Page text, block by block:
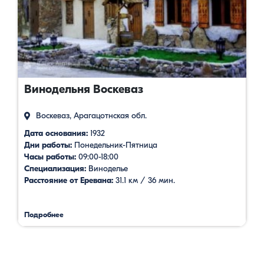
Винодельня Воскеваз
Воскеваз, Арагацотнская обл.
Дата основания: 1932
Дни работы: Понедельник-Пятница
Часы работы: 09:00-18:00
Специализация: Виноделье
Расстояние от Еревана: 31.1 км / 36 мин.
Подробнее